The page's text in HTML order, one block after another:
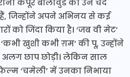
कपूर बॉलीवुड की उन चंद
हैं, जिन्होंने अपने अभिनय से कई
को जिंदा किया है। ‘जब वी मेट’
‘कभी खुशी कभी ग़म’ की पू, उन्होंने
छाप छोड़ी। लेकिन साल
‘चमेली’ में उनका निभाया